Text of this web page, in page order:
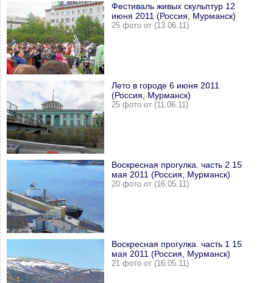
Фестиваль живых скульптур 12
июня 2011 (Россия, Мурманск)
25 фото от (13.06.11)
Лето в городе 6 июня 2011
(Россия, Мурманск)
25 фото от (11.06.11)
Воскресная прогулка. часть 2 15
мая 2011 (Россия, Мурманск)
20 фото от (16.05.11)
Воскресная прогулка. часть 1 15
мая 2011 (Россия, Мурманск)
21 фото от (16.05.11)